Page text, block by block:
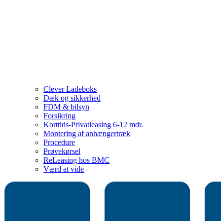
Clever Ladeboks
Dæk og sikkerhed
FDM & bilsyn
Forsikring
Korttids-Privatleasing 6-12 mdr.
Montering af anhængertræk
Procedure
Prøvekørsel
ReLeasing hos BMC
Værd at vide